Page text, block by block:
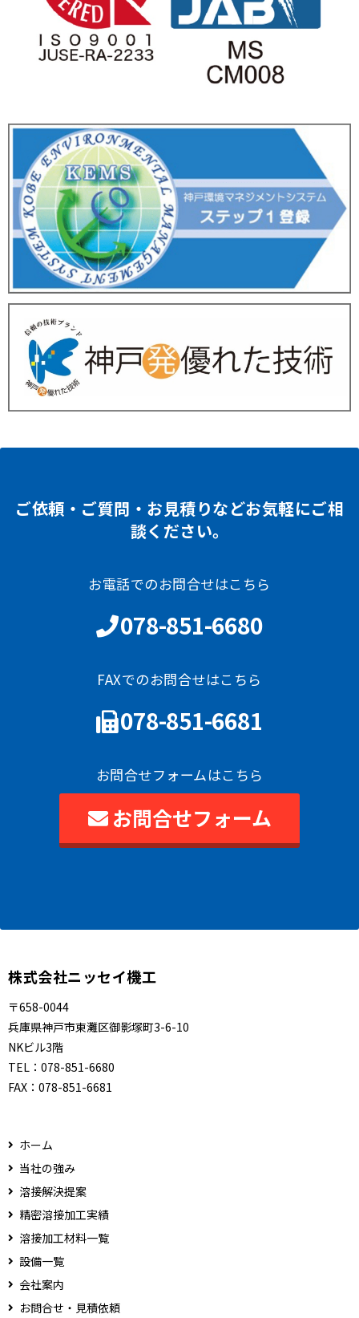
ご依頼・ご質問・お見積りなどお気軽にご相
談ください。
お電話でのお問合せはこちら
078-851-6680
FAXでのお問合せはこちら
078-851-6681
お問合せフォームはこちら
お問合せフォーム
株式会社ニッセイ機工
〒658-0044
兵庫県神戸市東灘区御影塚町3-6-10
NKビル3階
TEL： 078-851-6680
FAX： 078-851-6681
ホーム
当社の強み
溶接解決提案
精密溶接加工実績
溶接加工材料一覧
設備一覧
会社案内
お問合せ・見積依頼